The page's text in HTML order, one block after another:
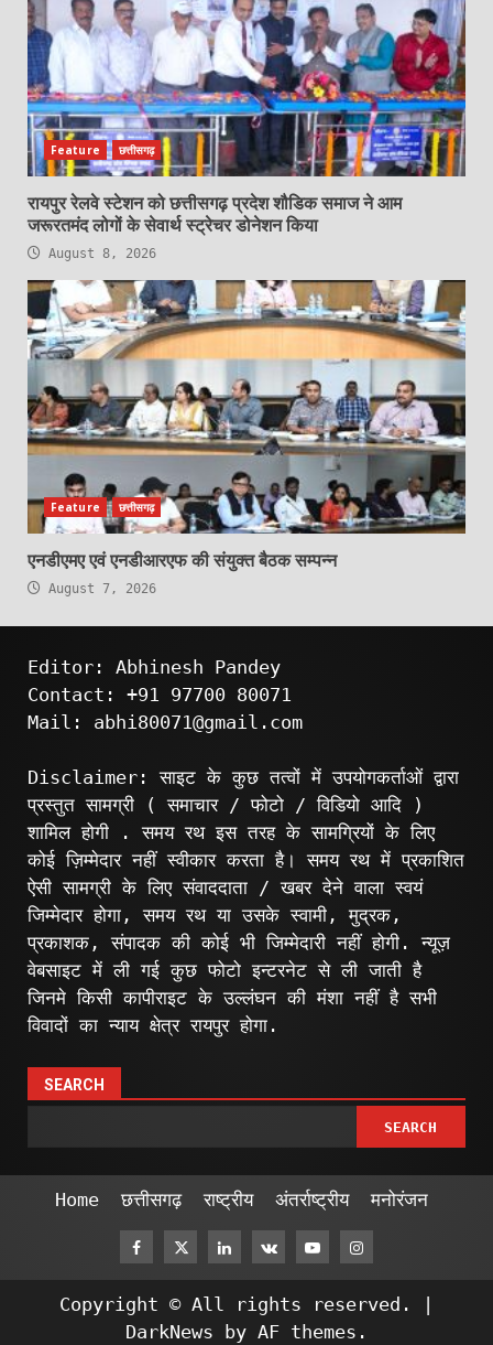
Feature छत्तीसगढ़
रायपुर रेलवे स्टेशन को छत्तीसगढ़ प्रदेश शौडिक समाज ने आम
जरूरतमंद लोगों के सेवार्थ स्ट्रेचर डोनेशन किया
August 8, 2026
Feature छत्तीसगढ़
एनडीएमए एवं एनडीआरएफ की संयुक्त बैठक सम्पन्न
August 7, 2026
Editor: Abhinesh Pandey
Contact: +91 97700 80071
Mail: abhi80071@gmail.com
Disclaimer: साइट के कुछ तत्वों में उपयोगकर्ताओं द्वारा
प्रस्तुत सामग्री ( समाचार / फोटो / विडियो आदि )
शामिल होगी . समय रथ इस तरह के सामग्रियों के लिए
कोई ज़िम्मेदार नहीं स्वीकार करता है। समय रथ में प्रकाशित
ऐसी सामग्री के लिए संवाददाता / खबर देने वाला स्वयं
जिम्मेदार होगा, समय रथ या उसके स्वामी, मुद्रक,
प्रकाशक, संपादक की कोई भी जिम्मेदारी नहीं होगी. न्यूज़
वेबसाइट में ली गई कुछ फोटो इन्टरनेट से ली जाती है
जिनमे किसी कापीराइट के उल्लंघन की मंशा नहीं है सभी
विवादों का न्याय क्षेत्र रायपुर होगा.
SEARCH
SEARCH
Home छत्तीसगढ़ राष्ट्रीय अंतर्राष्ट्रीय मनोरंजन
FacebookTwitterLinkedin
VK YoutubeInstagram
Copyright © All rights reserved.
DarkNews by AF themes.